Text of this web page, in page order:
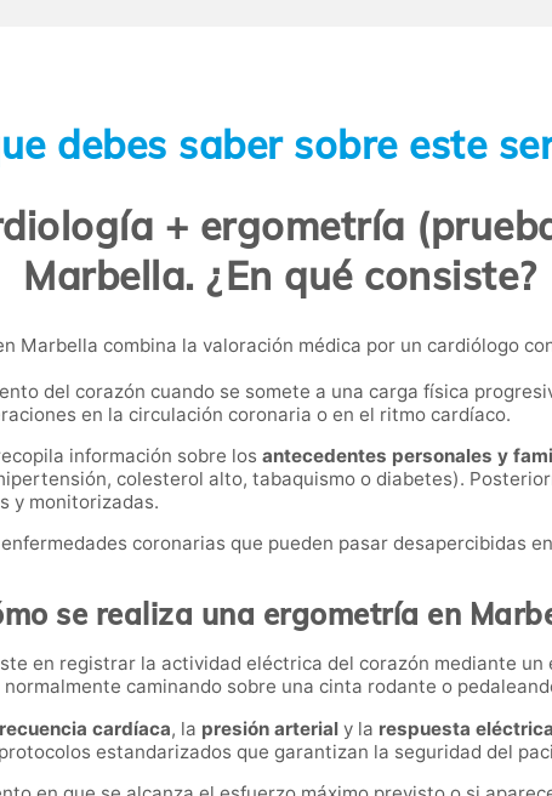
debes saber sobre este
+ ergometría
Marbella. ¿En qué consiste?
Marbella combina la valoración médica por un cardiólogo
del corazón cuando se somete a una carga física
en la circulación coronaria o en el ritmo cardíaco.
información sobre los antecedentes personales y
colesterol alto, tabaquismo o diabetes).
y monitorizadas.
coronarias que pueden pasar desapercibidas
se realiza una ergometría en
en registrar la actividad eléctrica del corazón mediante un
caminando sobre una cinta rodante o
cardíaca, la presión arterial y la respuesta
estandarizados que garantizan la seguridad del